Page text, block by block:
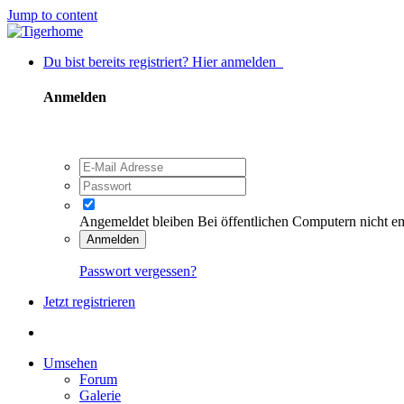
Jump to content
Du bist bereits registriert? Hier anmelden
Anmelden
Angemeldet bleiben Bei öffentlichen Computern nicht
Anmelden
Passwort vergessen?
Jetzt registrieren
Umsehen
Forum
Galerie